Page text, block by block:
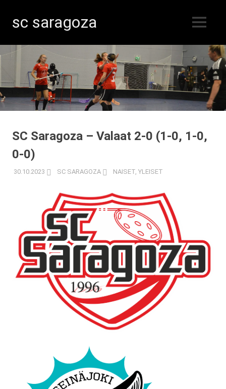
content
sc saragoza
Kristiinankaupungissa
vuodesta
1996
MENU
SC Saragoza – Valaat 2-0 (1-0, 1-0,
0-0)
30.10.2023 SC SARAGOZA NAISET, YLEISET